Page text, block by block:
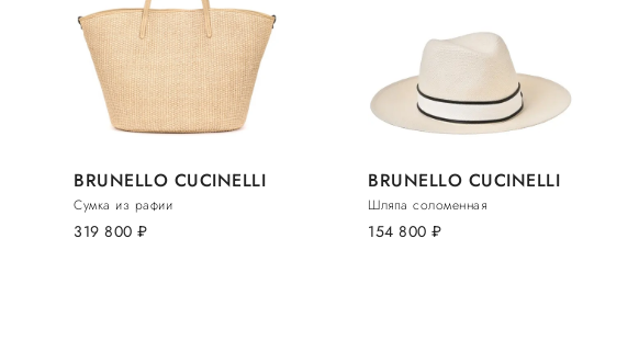
BRUNELLO CUCINELLI
Сумка из рафии
319 800 руб.
BRUNELLO CUCINELLI
Шляпа соломенная
154 800 руб.